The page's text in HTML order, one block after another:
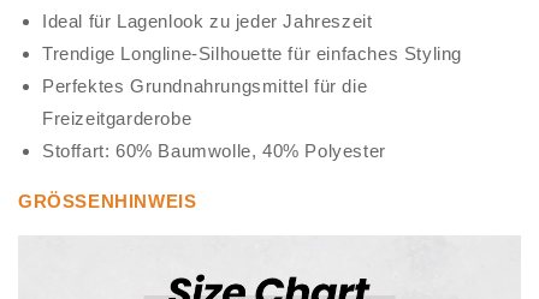
Ideal für Lagenlook zu jeder Jahreszeit
Trendige Longline-Silhouette für einfaches Styling
Perfektes Grundnahrungsmittel für die
Freizeitgarderobe
Stoffart: 60% Baumwolle, 40% Polyester
GRÖSSENHINWEIS